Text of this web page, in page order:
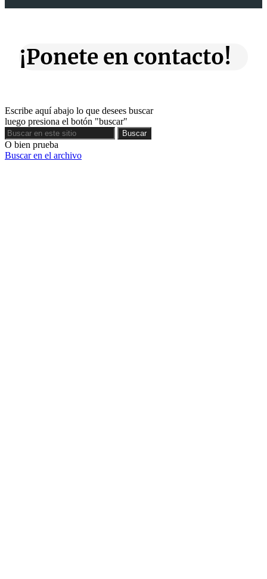
¡Ponete en contacto!
Escribe aquí abajo lo que desees buscar
luego presiona el botón "buscar"
Buscar
Buscar
O bien prueba
Buscar en el archivo